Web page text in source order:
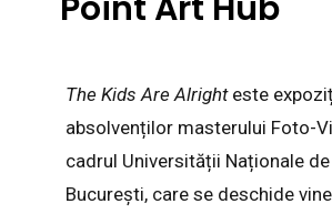
The Kids Are Alright este
absolvenților masterului Foto-
cadrul Universității Naționale
București, care se deschide